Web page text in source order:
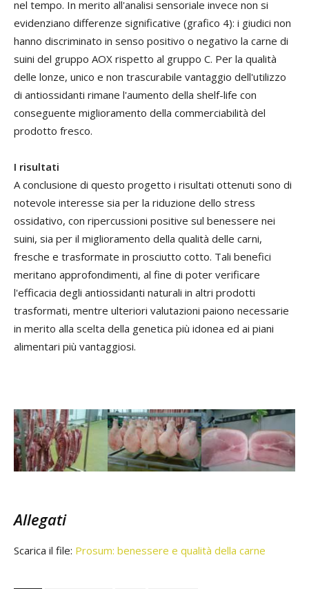
nel tempo. In merito all'analisi sensoriale invece non si
evidenziano differenze significative (grafico 4): i giudici non
hanno discriminato in senso positivo o negativo la carne di
suini del gruppo AOX rispetto al gruppo C. Per la qualità
delle lonze, unico e non trascurabile vantaggio dell'utilizzo
di antiossidanti rimane l'aumento della shelf-life con
conseguente miglioramento della commerciabilità del
prodotto fresco.
I risultati
A conclusione di questo progetto i risultati ottenuti sono di
notevole interesse sia per la riduzione dello stress
ossidativo, con ripercussioni positive sul benessere nei
suini, sia per il miglioramento della qualità delle carni,
fresche e trasformate in prosciutto cotto. Tali benefici
meritano approfondimenti, al fine di poter verificare
l'efficacia degli antiossidanti naturali in altri prodotti
trasformati, mentre ulteriori valutazioni paiono necessarie
in merito alla scelta della genetica più idonea ed ai piani
alimentari più vantaggiosi.
Allegati
Scarica il file: Prosum: benessere e qualità della carne